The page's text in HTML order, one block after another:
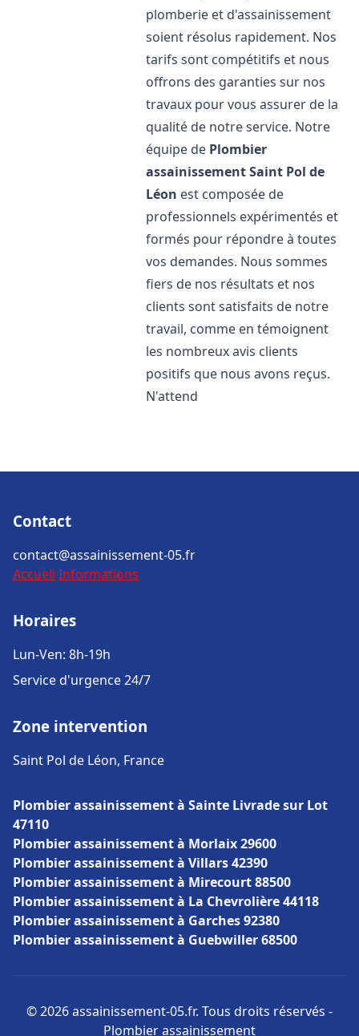
plomberie et d'assainissement
soient résolus rapidement. Nos
tarifs sont compétitifs et nous
offrons des garanties sur nos
travaux pour vous assurer de la
qualité de notre service. Notre
équipe de Plombier
assainissementSaint Pol de
Léon est composée de
professionnels expérimentés et
formés pour répondre à toutes
vos demandes. Nous sommes
fiers de nos résultats et nos
clients sont satisfaits de notre
travail, comme en témoignent
les nombreux avis clients
positifs que nous avons reçus.
N'attend
Contact
contact@assainissement-05.fr
Accueil Informations
Horaires
Lun-Ven: 8h-19h
Service d'urgence 24/7
Zone intervention
Saint Pol de Léon, France
Plombier assainissement à Sainte Livrade sur Lot
47110
Plombier assainissement à Morlaix 29600
Plombier assainissement à Villars 42390
Plombier assainissement à Mirecourt 88500
Plombier assainissement à La Chevrolière 44118
Plombier assainissement à Garches 92380
Plombier assainissement à Guebwiller 68500
© 2026 assainissement-05.fr. Tous droits réservés -
Plombier assainissement